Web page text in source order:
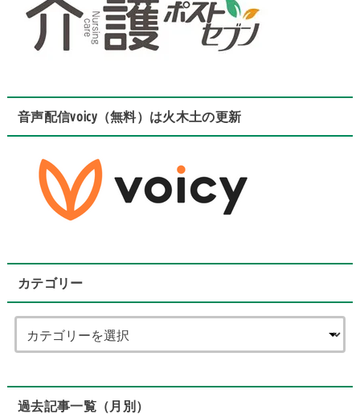
音声配信voicy（無料）は火木土の更新
カテゴリー
過去記事一覧（月別）